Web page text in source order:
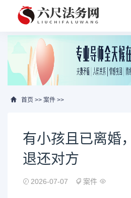
首页 >> 案件 >>
有小孩且已离婚
退还对方
2026-07-07 案件